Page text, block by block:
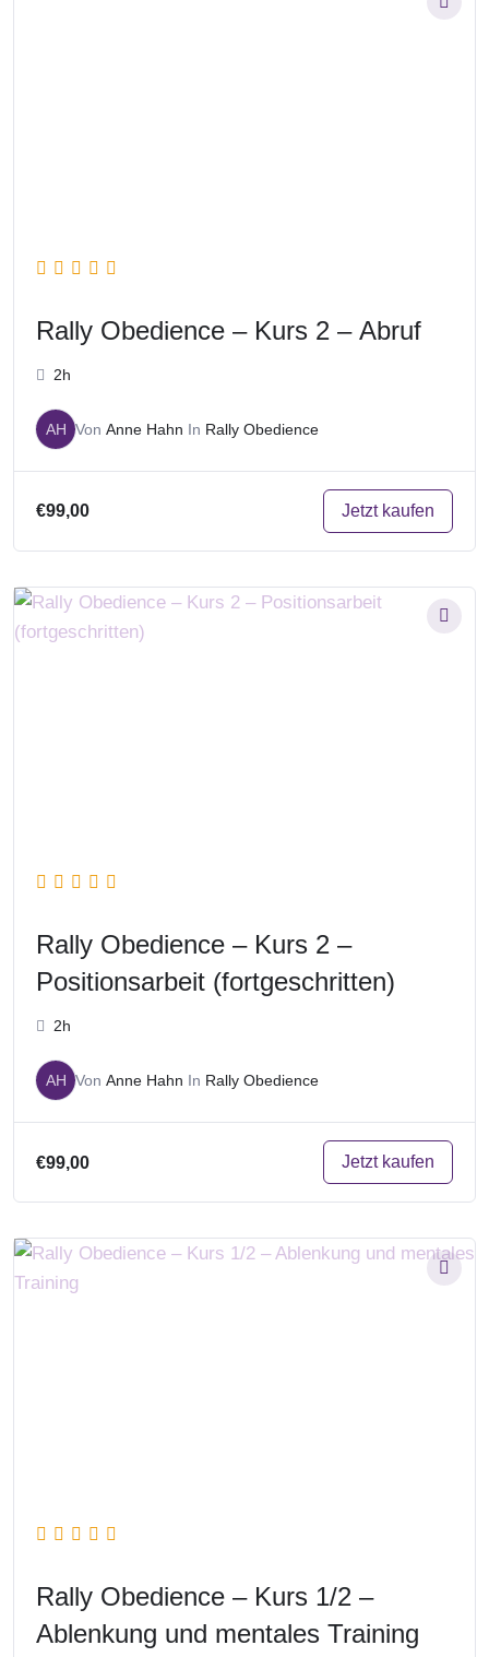
Rally Obedience – Kurs 2 – Abruf
2h
AH Von Anne Hahn In Rally Obedience
€99,00 Jetzt kaufen
Rally Obedience – Kurs 2 –
Positionsarbeit (fortgeschritten)
2h
AH Von Anne Hahn In Rally Obedience
€99,00 Jetzt kaufen
Rally Obedience – Kurs 1/2 –
Ablenkung und mentales Training